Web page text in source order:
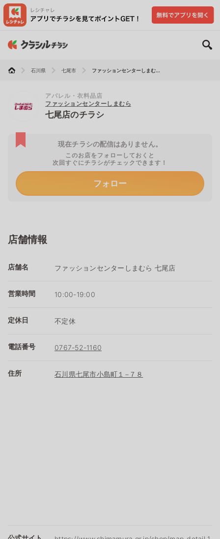
石川県 七尾市 ファッションセンターしまむ...
アパレル・衣料品店
ファッションセンターしまむら
七尾店のチラシ
現在チラシの配信はありません。
このお店をフォローしておくと
次回すぐにチラシがチェックできます！
フォロー
店舗情報
店舗名 ファッションセンターしまむら 七尾店
営業時間 10:00-19:00
定休日 不定休
電話番号 0767-52-1160
住所 石川県七尾市小島町１−７８